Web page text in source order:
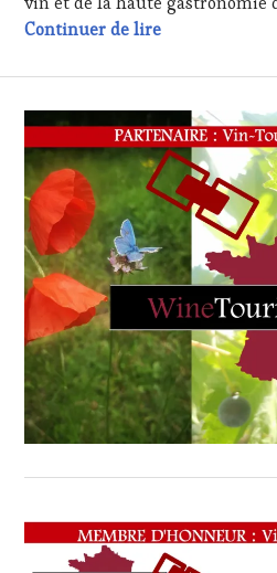
ÉCRITE,
RADIO,
OENOTOURISME,
PARTENAIRES
VIN
TOURISME
PRODUCTEURS
TERROIR,
RESTAURATEUR,
CHEF,
CUISINIER,
ŒNOLOGUE,
SOMMELIER,
SALONS
INTERNATIONAUX,
VIGNOBLES,
WINE
TASTING
WINE
FAME,
WINE
Continuer de lireProducteur